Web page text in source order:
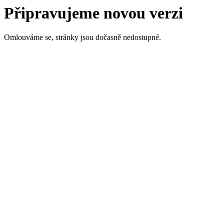
Připravujeme novou verzi
Omlouváme se, stránky jsou dočasně nedostupné.